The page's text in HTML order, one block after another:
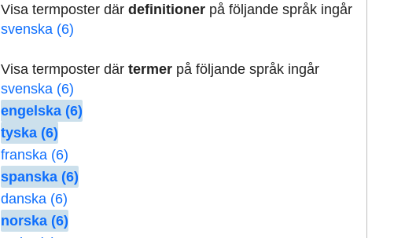
Visa termposter därdefinitioner på följande språk ingår
svenska (6)
Visa termposter därtermer på följande språk ingår
svenska (6)
engelska (6)
tyska (6)
franska (6)
spanska (6)
danska (6)
norska (6)